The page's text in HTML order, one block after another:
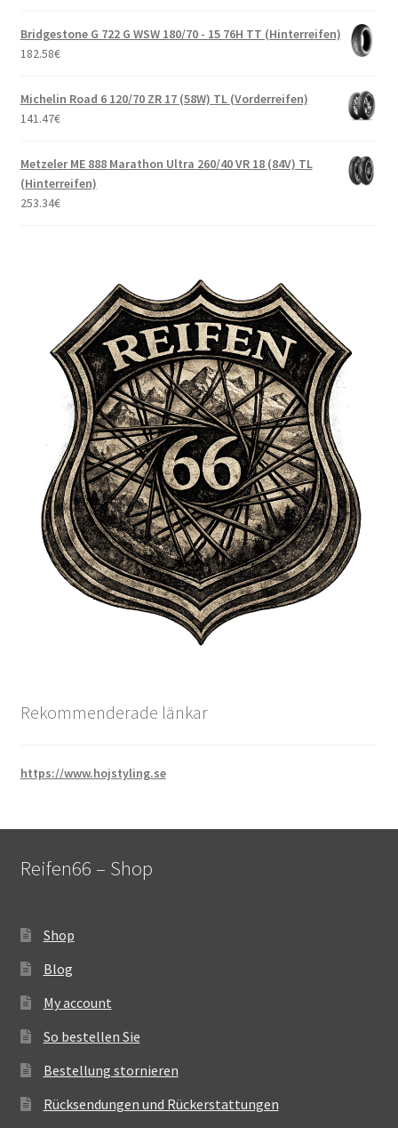
Bridgestone G 722 G WSW 180/70 - 15 76H TT (Hinterreifen)
182.58€
Michelin Road 6 120/70 ZR 17 (58W) TL (Vorderreifen)
141.47€
Metzeler ME 888 Marathon Ultra 260/40 VR 18 (84V) TL
(Hinterreifen)
253.34€
Rekommenderade länkar
https://www.hojstyling.se
Reifen66 – Shop
Shop
Blog
My account
So bestellen Sie
Bestellung stornieren
Rücksendungen und Rückerstattungen